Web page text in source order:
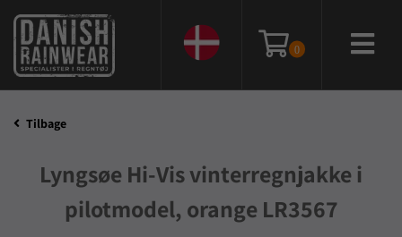
0
Tilbage
Lyngsøe Hi-Vis vinterregnjakke i
pilotmodel, orange LR3567